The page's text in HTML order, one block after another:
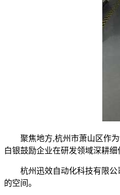
聚焦地方,杭州市萧山区作为
白银鼓励企业在研发领域深耕
杭州迅效自动化科技有限公司
的空间。